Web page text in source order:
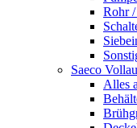
Rohr
Saeco
Alles